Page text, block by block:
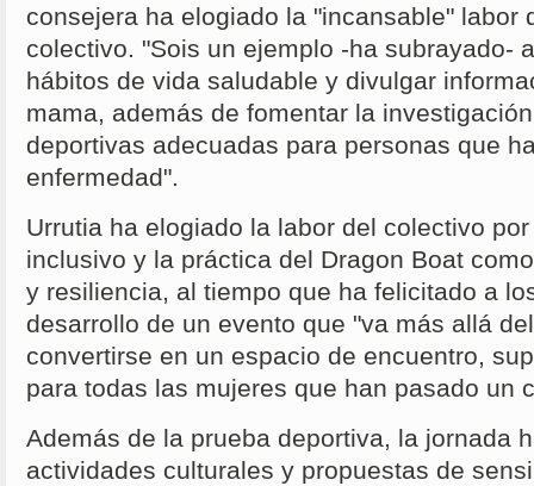
consejera ha elogiado la "incansable" labor
colectivo. "Sois un ejemplo -ha subrayado-
hábitos de vida saludable y divulgar
mama, además de fomentar la
deportivas adecuadas para personas que
enfermedad".
Urrutia ha elogiado la labor del colectivo
inclusivo y la práctica del Dragon Boat
y resiliencia, al tiempo que ha felicitado a
desarrollo de un evento que "va más allá
convertirse en un espacio de encuentro,
para todas las mujeres que han pasado un
Además de la prueba deportiva, la jornada
actividades culturales y propuestas de